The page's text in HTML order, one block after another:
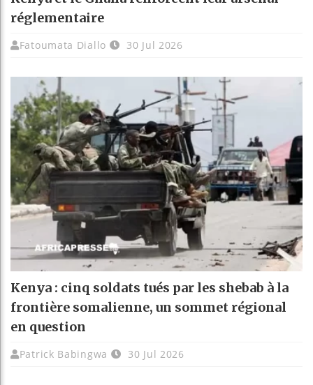
réglementaire
Fatoumata Diallo 30 Jul 2026
Kenya : cinq soldats tués par les shebab à la
frontière somalienne, un sommet régional
en question
Patrick Babingwa 30 Jul 2026